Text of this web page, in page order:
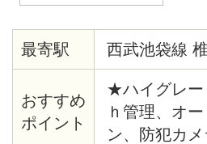
最寄駅 西武池袋線
おすすめ
ポイント
★ハイグレ
ｈ管理、オ
ン、防犯カ